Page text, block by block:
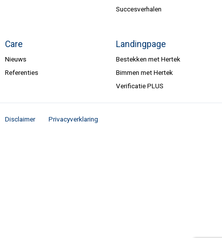
Succesverhalen
Care
Nieuws
Referenties
Landingpage
Bestekken met Hertek
Bimmen met Hertek
Verificatie PLUS
Disclaimer Privacyverklaring